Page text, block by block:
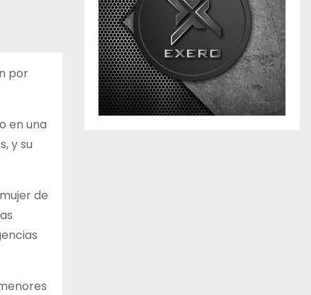
por
en una
y su
de